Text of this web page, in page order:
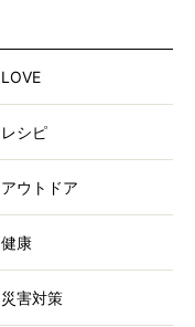
LOVE
レシピ
アウトドア
健康
災害対策